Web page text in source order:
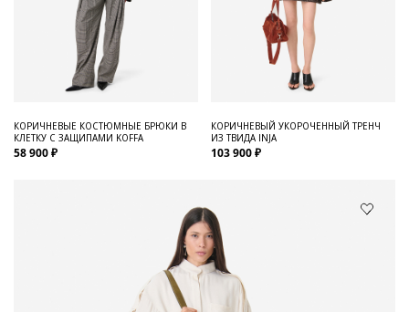
КОРИЧНЕВЫЕ КОСТЮМНЫЕ БРЮКИ В
КЛЕТКУ С ЗАЩИПАМИ KOFFA
58 900 ₽
КОРИЧНЕВЫЙ УКОРОЧЕННЫЙ ТРЕНЧ
ИЗ ТВИДА INJA
103 900 ₽